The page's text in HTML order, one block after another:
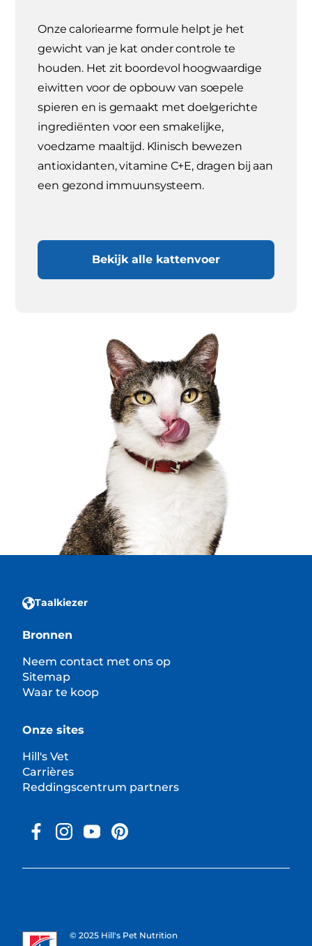
Onze caloriearme formule helpt je het
gewicht van je kat onder controle te
houden. Het zit boordevol hoogwaardige
eiwitten voor de opbouw van soepele
spieren en is gemaakt met doelgerichte
ingrediënten voor een smakelijke,
voedzame maaltijd. Klinisch bewezen
antioxidanten, vitamine C+E, dragen bij aan
een gezond immuunsysteem.
Bekijk alle kattenvoer
Taalkiezer
Bronnen
Neem contact met ons op
Sitemap
Waar te koop
Onze sites
Hill's Vet
Carrières
Reddingscentrum partners
© 2025 Hill's Pet Nutrition